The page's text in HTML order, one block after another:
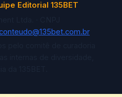
Editorial 135BET